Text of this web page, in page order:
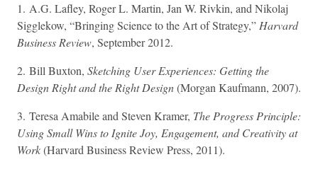
1. A.G. Lafley, Roger L. Martin, Jan W. Rivkin, and Nikolaj
Sigglekow, “Bringing Science to the Art of Strategy,” Harvard
Business Review, September 2012.
2. Bill Buxton, Sketching User Experiences: Getting the
Design Right and the Right Design(Morgan Kaufmann, 2007).
3. Teresa Amabile and Steven Kramer, The Progress Principle:
Using Small Wins to Ignite Joy, Engagement, and Creativity at
Work(Harvard Business Review Press, 2011).